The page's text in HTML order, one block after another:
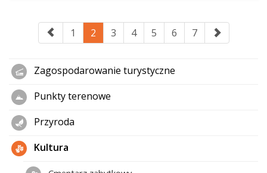
1 2 3 4 5 6 7
Zagospodarowanie turystyczne
Punkty terenowe
Przyroda
Kultura